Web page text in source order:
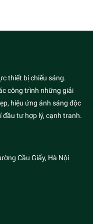
thiết bị chiếu sáng.
công trình những giải
hiệu ứng ánh sáng độc
đầu tư hợp lý, cạnh tranh.
Cầu Giấy, Hà Nội